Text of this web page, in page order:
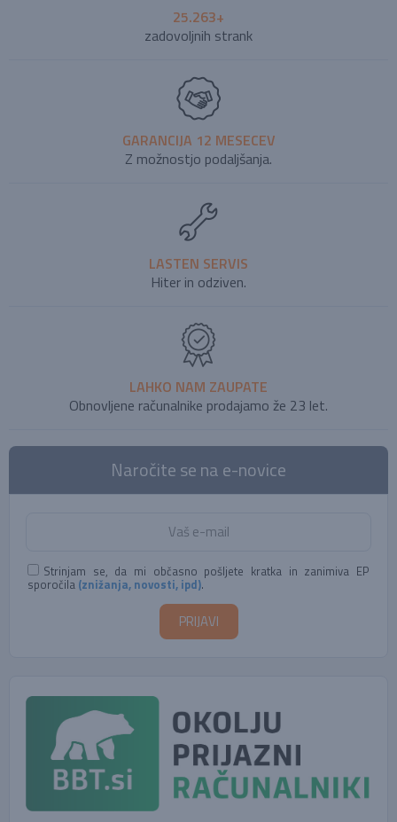
25.263+
zadovoljnih strank
GARANCIJA 12 MESECEV
Z možnostjo podaljšanja.
LASTEN SERVIS
Hiter in odziven.
LAHKO NAM ZAUPATE
Obnovljene računalnike prodajamo že 23 let.
Naročite se na e-novice
Strinjam se, da mi občasno pošljete kratka in zanimiva EP
sporočila (znižanja, novosti, ipd).